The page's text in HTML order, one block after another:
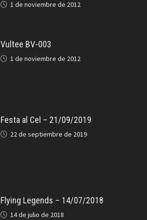
1 de noviembre de 2012
Vultee BV-003
1 de noviembre de 2012
Festa al Cel – 21/09/2019
22 de septiembre de 2019
Flying Legends – 14/07/2018
14 de julio de 2018